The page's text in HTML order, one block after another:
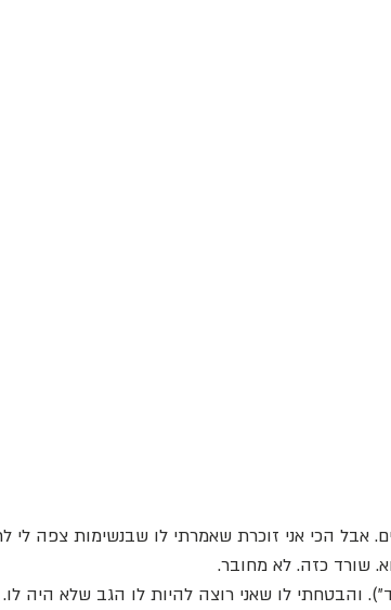
אבל הכי אני זוכרת שאמרתי לו שבנשימות צפה לי
שורד כזה. לא מחובר.
והבטחתי לו שאני רוצה להיות לו הגב שלא היה